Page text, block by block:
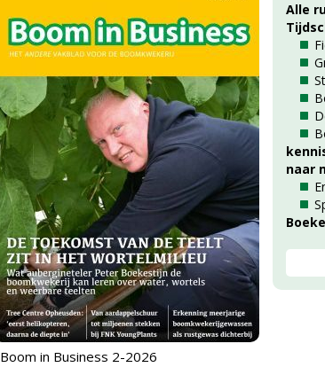
Boom in Business 2-2026
Alle
naar